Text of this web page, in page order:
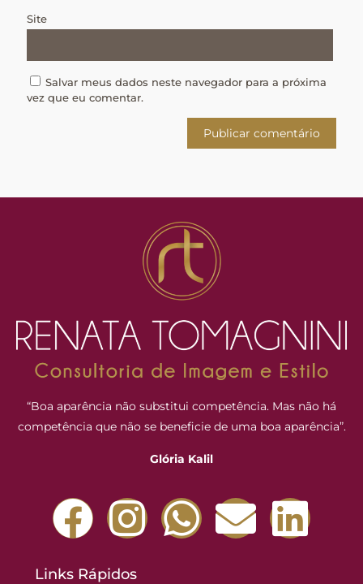
Site
Salvar meus dados neste navegador para a próxima
vez que eu comentar.
“Boa aparência não substitui competência. Mas não há
competência que não se beneficie de uma boa aparência”.
Glória Kalil
Links Rápidos